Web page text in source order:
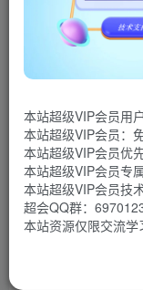
了玩家从一名初级
彩石，直至成为拯
戏画面精美，技能
统、火神祭坛、屠
造出一个亦真亦梦
风
【游戏特色】最新
物 神兵 翅膀 炫酷
本站超级VIP会员用
本站超级VIP会员：
本站超级VIP会员优
本站超级VIP会员专
本站超级VIP会员技
超会QQ群：
本站资源仅限交流学